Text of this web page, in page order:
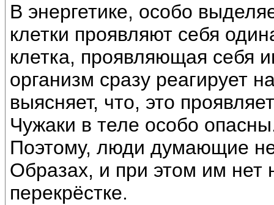
В энергетике, особо
клетки проявляют себя
клетка, проявляющая себя
организм сразу реагирует
выясняет, что, это
Чужаки в теле особо
Поэтому, люди думающие
Образах, и при этом им нет
перекрёстке.